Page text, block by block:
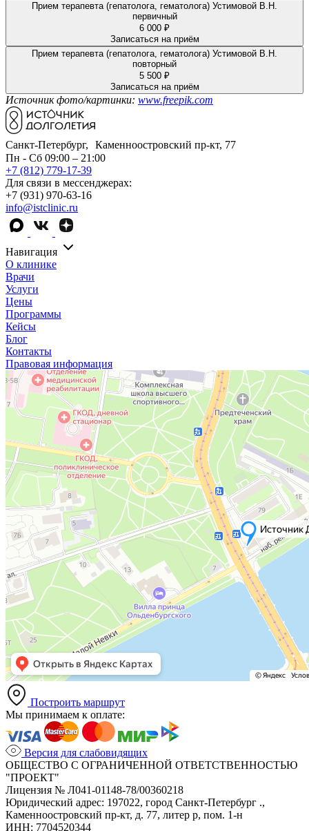
Прием терапевта (гепатолога, гематолога) Устимовой В.Н.
первичный
6 000 ₽
Записаться на приём
Прием терапевта (гепатолога, гематолога) Устимовой В.Н.
повторный
5 500 ₽
Записаться на приём
Источник фото/картинки: www.freepik.com
Санкт-Петербург, Каменноостровский пр-кт, 77
Пн - Сб 09:00 – 21:00
+7 (812) 779-17-39
Для связи в мессенджерах:
+7 (931) 970-63-16
info@istclinic.ru
Навигация
О клинике
Врачи
Услуги
Цены
Программы
Кейсы
Блог
Контакты
Правовая информация
Построить маршрут
Мы принимаем к оплате:
Версия для слабовидящих
ОБЩЕСТВО С ОГРАНИЧЕННОЙ ОТВЕТСТВЕННОСТЬЮ
"ПРОЕКТ"
Лицензия № Л041-01148-78/00360218
Юридический адрес: 197022, город Санкт-Петербург .,
Каменноостровский пр-кт, д. 77, литер р, пом. 1-н
ИНН: 7704520344